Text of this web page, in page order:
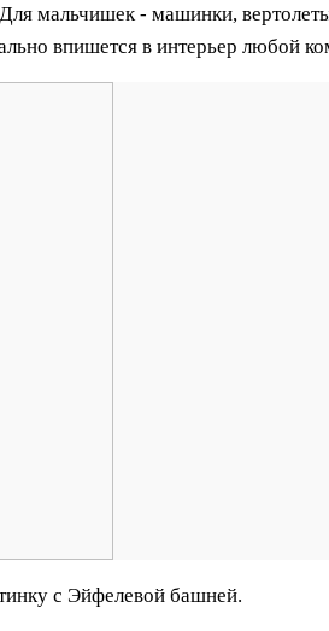
мальчишек - машинки,
впишется в интерьер любой
с Эйфелевой башней.